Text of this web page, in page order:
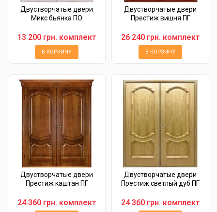
Двустворчатые двери
Микс бьянка ПО
13 200 грн. комплект
В КОРЗИНУ
Двустворчатые двери
Престиж вишня ПГ
26 240 грн. комплект
В КОРЗИНУ
Двустворчатые двери
Престиж каштан ПГ
24 360 грн. комплект
Двустворчатые двери
Престиж светлый дуб ПГ
24 360 грн. комплект